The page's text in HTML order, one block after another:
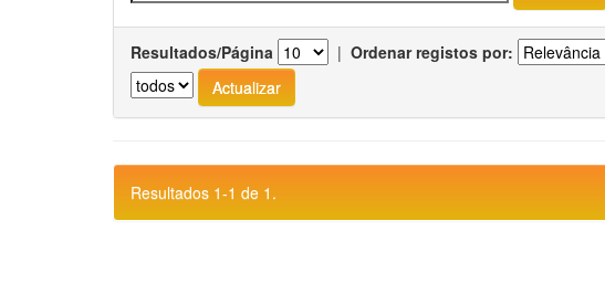
Resultados/Página | Ordenar registos por:
Resultados 1-1 de 1.